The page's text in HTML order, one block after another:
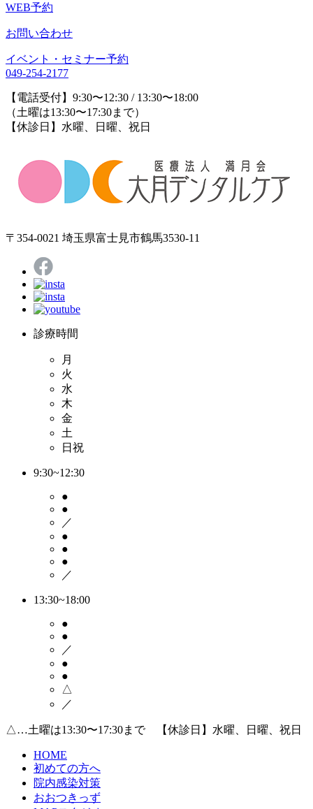
WEB予約
お問い合わせ
イベント・セミナー予約
049-254-2177
【電話受付】9:30〜12:30 / 13:30〜18:00
（土曜は13:30〜17:30まで）
【休診日】水曜、日曜、祝日
〒354-0021 埼玉県富士見市鶴馬3530-11
診療時間
月
火
水
木
金
土
日祝
9:30~12:30
●
●
／
●
●
●
／
13:30~18:00
●
●
／
●
●
△
／
△…土曜は13:30〜17:30まで 【休診日】水曜、日曜、祝日
HOME
初めての方へ
院内感染対策
おおつきっず